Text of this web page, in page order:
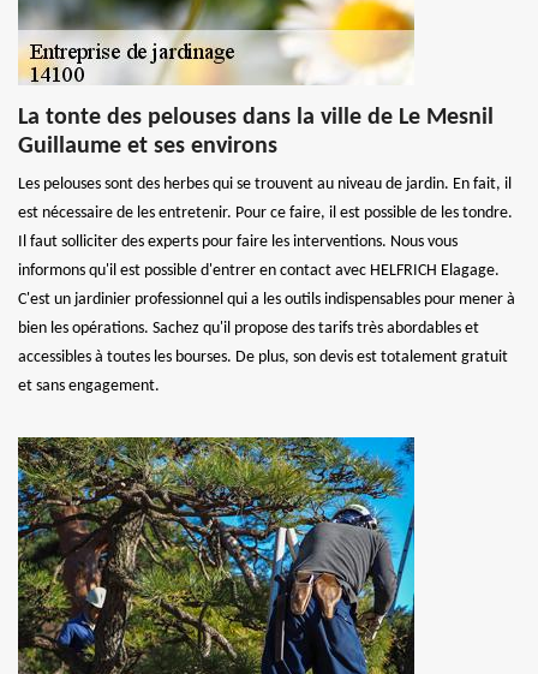
La tonte des pelouses dans la ville de Le Mesnil
Guillaume et ses environs
Les pelouses sont des herbes qui se trouvent au niveau de jardin. En fait, il
est nécessaire de les entretenir. Pour ce faire, il est possible de les tondre.
Il faut solliciter des experts pour faire les interventions. Nous vous
informons qu'il est possible d'entrer en contact avec HELFRICH Elagage.
C'est un jardinier professionnel qui a les outils indispensables pour mener à
bien les opérations. Sachez qu'il propose des tarifs très abordables et
accessibles à toutes les bourses. De plus, son devis est totalement gratuit
et sans engagement.